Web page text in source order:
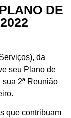
DE
da
seu Plano de
2ª Reunião
que contribuam